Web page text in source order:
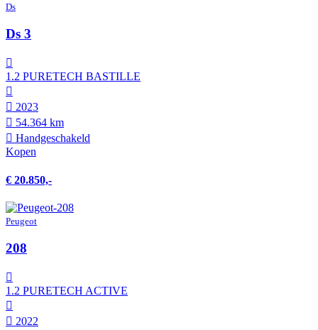
Ds
Ds 3
1.2 PURETECH BASTILLE
2023
54.364 km
Hand­geschakeld
Kopen
€ 20.850,-
Peugeot
208
1.2 PURETECH ACTIVE
2022